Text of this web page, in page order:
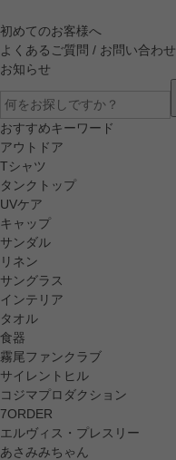
初めてのお客様へ
よくあるご質問 / お問い合わせ
お知らせ
おすすめキーワード
アウトドア
Tシャツ
タンクトップ
UVケア
キャップ
サンダル
リネン
サングラス
インテリア
タオル
食器
霧尾ファンクラブ
サイレントヒル
コジマプロダクション
7ORDER
エルヴィス・プレスリー
あさみみちゃん